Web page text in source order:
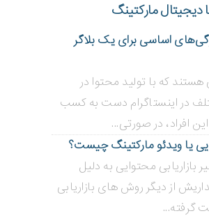
دیجیتال مارکتینگ
اساسی برای یک بلاگر
هستند که با تولید محتوا در
در اینستاگرام دست به کسب
افراد، در صورتی...
‌یا ویدئو مارکتینگ چیست؟
بازاریابی محتوایی به دلیل
از دیگر روش های بازاریابی
گرفته...